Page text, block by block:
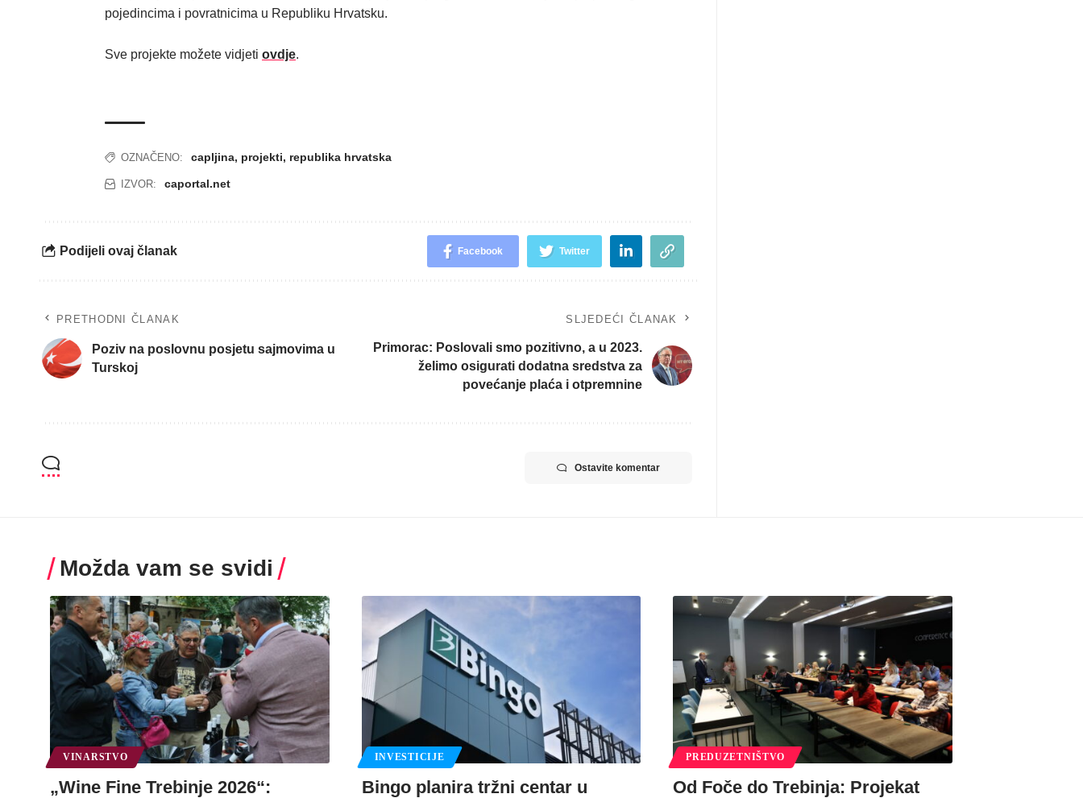
pojedincima i povratnicima u Republiku Hrvatsku.
Sve projekte možete vidjeti ovdje.
OZNAČENO: capljina, projekti, republika hrvatska
IZVOR: caportal.net
Podijeli ovaj članak Facebook Twitter
PRETHODNI ČLANAK
Poziv na poslovnu posjetu sajmovima u
Turskoj
SLJEDEĆI ČLANAK
Primorac: Poslovali smo pozitivno, a u 2023.
želimo osigurati dodatna sredstva za
povećanje plaća i otpremnine
Ostavite komentar
Možda vam se svidi
VINARSTVO
„Wine Fine Trebinje 2026“:
INVESTICIJE
Bingo planira tržni centar u
PREDUZETNIŠTVO
Od Foče do Trebinja: Projekat